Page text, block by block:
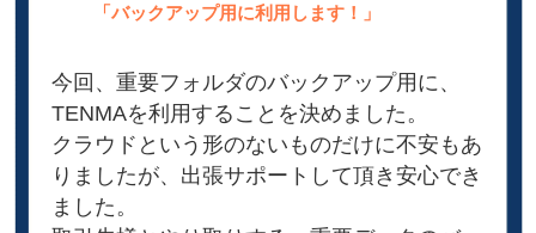
「バックアップ用に利用します！」
今回、重要フォルダのバックアップ用に、
TENMAを利用することを決めました。
クラウドという形のないものだけに不安もあ
りましたが、出張サポートして頂き安心でき
ました。